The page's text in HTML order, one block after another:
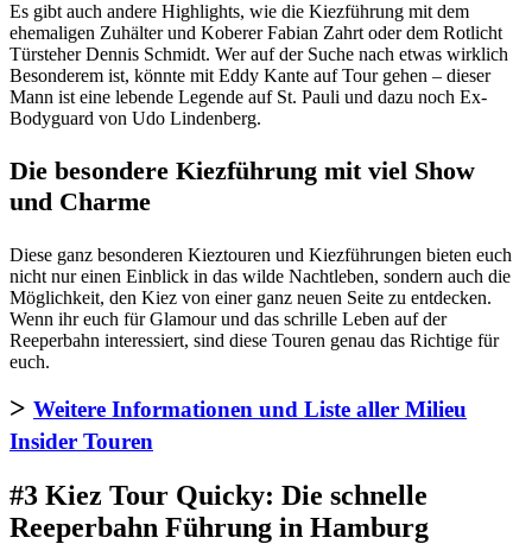
Es gibt auch andere Highlights, wie die Kiezführung mit dem
ehemaligen Zuhälter und Koberer Fabian Zahrt oder dem Rotlicht
Türsteher Dennis Schmidt. Wer auf der Suche nach etwas wirklich
Besonderem ist, könnte mit Eddy Kante auf Tour gehen – dieser
Mann ist eine lebende Legende auf St. Pauli und dazu noch Ex-
Bodyguard von Udo Lindenberg.
Die besondere Kiezführung mit viel Show
und Charme
Diese ganz besonderen Kieztouren und Kiezführungen bieten euch
nicht nur einen Einblick in das wilde Nachtleben, sondern auch die
Möglichkeit, den Kiez von einer ganz neuen Seite zu entdecken.
Wenn ihr euch für Glamour und das schrille Leben auf der
Reeperbahn interessiert, sind diese Touren genau das Richtige für
euch.
> Weitere Informationen und Liste aller Milieu
Insider Touren
#3 Kiez Tour Quicky: Die schnelle
Reeperbahn Führung in Hamburg